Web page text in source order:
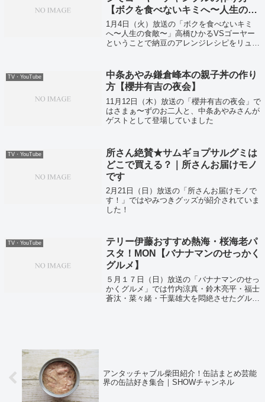
【ボクを食べないキミへ〜人生の食
敵〜】
1月4日（火）放送の「ボクを食べないキミ
へ〜人生の食敵〜」高橋ひかるVSゴーヤー
ということで納豆のアレンジレシピをリュウ
TV・YouTube
中条あやみ鎌倉峰本の親子丼の作り
方【櫻井有吉の夜会】
11月12日（木）放送の「櫻井有吉の夜会」で
はさまぁ〜ずのお二人と、中条あやみさんが
ゲストとして登場していました
TV・YouTube
所さん絶賛★サムギョプサルグミは
どこで買える？｜所さんお届けモノ
です
2月21日（日）放送の「所さんお届けモノで
す！」ではやみつきグッズが紹介されていま
した！
TV・YouTube
テリー伊藤おすすめ熱海・桜海老パ
スタ！MON【バナナマンのせっかく
グルメ】
５月１７日（日）放送の「バナナマンのせっ
かくグルメ」では竹内涼真・鈴木亮平・福士
蒼汰・菜々緒・千葉雄大を悶絶させたグル
アンタッチャブル柴田紹介！缶詰まとめ芸能
界の缶詰好き集合｜SHOWチャンネル